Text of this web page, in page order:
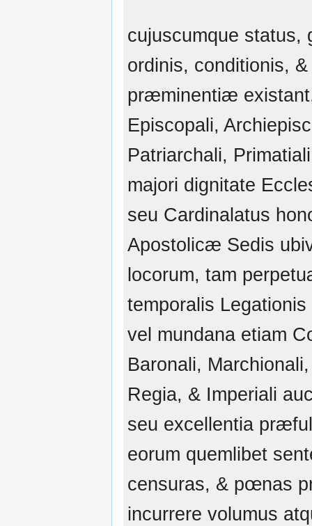
cujuscumque status,
ordinis, conditionis, &
præminentiæ
Episcopali,
Patriarchali,
majori dignitate
seu Cardinalatus
Apostolicæ Sedis
locorum, tam
temporalis Legationis
vel mundana etiam
Baronali,
Regia, & Imperiali
seu excellentia
eorum quemlibet
censuras, & pœnas
incurrere volumus